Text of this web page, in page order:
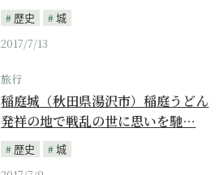
歴史
城
2017/7/13
旅行
稲庭城（秋田県湯沢市）稲庭うどん
発祥の地で戦乱の世に思いを馳…
歴史
城